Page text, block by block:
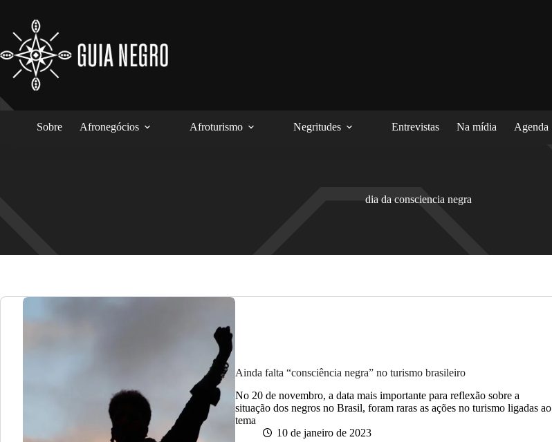
conteúdo
Sobre Afronegócios Afroturismo Negritudes Entrevistas Na mídia Agenda
dia da consciencia negra
Ainda falta “consciência negra” no turismo brasileiro
No 20 de novembro, a data mais importante para reflexão sobre a
situação dos negros no Brasil, foram raras as ações no turismo ligadas ao
tema
10 de janeiro de 2023